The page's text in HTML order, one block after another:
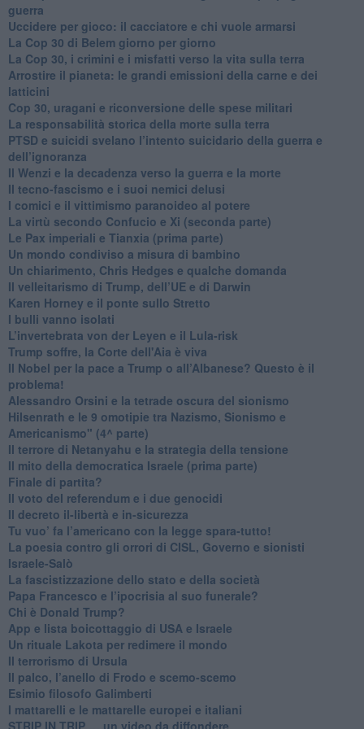
guerra
​Uccidere per gioco: il cacciatore e chi vuole armarsi
​La Cop 30 di Belem giorno per giorno
La Cop 30, i crimini e i misfatti verso la vita sulla terra
Arrostire il pianeta: le grandi emissioni della carne e dei
latticini
​Cop 30, uragani e riconversione delle spese militari
La responsabilità storica della morte sulla terra
PTSD e suicidi svelano l’intento suicidario della guerra e
dell’ignoranza
Il Wenzi e la decadenza verso la guerra e la morte
​Il tecno-fascismo e i suoi nemici delusi
​I comici e il vittimismo paranoideo al potere
​La virtù secondo Confucio e Xi (seconda parte)
Le Pax imperiali e Tianxia (prima parte)
Un mondo condiviso a misura di bambino
​Un chiarimento, Chris Hedges e qualche domanda
Il velleitarismo di Trump, dell’UE e di Darwin
​Karen Horney e il ponte sullo Stretto
​I bulli vanno isolati
L’invertebrata von der Leyen e il Lula-risk
Trump soffre, la Corte dell'Aia è viva
​Il Nobel per la pace a Trump o all’Albanese? Questo è il
problema!
​Alessandro Orsini e la tetrade oscura del sionismo
​Hilsenrath e le 9 omotipie tra Nazismo, Sionismo e
Americanismo" (4^ parte)
​Il terrore di Netanyahu e la strategia della tensione
Il mito della democratica Israele (prima parte)
​Finale di partita?
​Il voto del referendum e i due genocidi
Il decreto il-libertà e in-sicurezza
Tu vuo’ fa l’americano con la legge spara-tutto!
La poesia contro gli orrori di CISL, Governo e sionisti
Israele-Salò
​La fascistizzazione dello stato e della società
Papa Francesco e l’ipocrisia al suo funerale?
​Chi è Donald Trump?
App e lista boicottaggio di USA e Israele
​Un rituale Lakota per redimere il mondo
Il terrorismo di Ursula
​Il palco, l’anello di Frodo e scemo-scemo
Esimio filosofo Galimberti
​I mattarelli e le mattarelle europei e italiani
​STRIP IN TRIP … un video da diffondere